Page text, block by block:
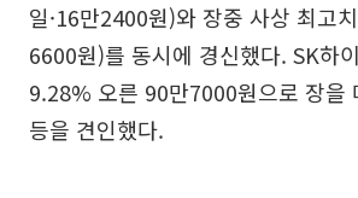
일·16만2400원)와 장중 사상 최고
6600원)를 동시에 경신했다. SK하
9.28% 오른 90만7000원으로 장을
등을 견인했다.